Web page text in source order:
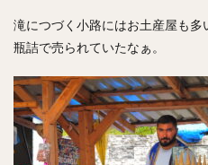
滝につづく小路にはお土産屋も
瓶詰で売られていたなぁ。